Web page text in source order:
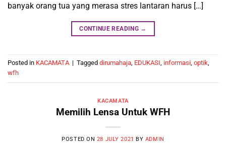
banyak orang tua yang merasa stres lantaran harus […]
CONTINUE READING →
Posted in KACAMATA | Tagged dirumahaja EDUKASI informasi optik
wfh
KACAMATA
Memilih Lensa Untuk WFH
POSTED ON 28 JULY 2021 BY ADMIN